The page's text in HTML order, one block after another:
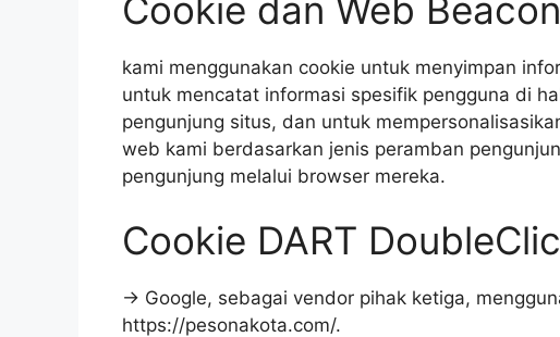
Cookie dan Web Beacon
kami menggunakan cookie untuk menyimpan
untuk mencatat informasi spesifik pengguna di
pengunjung situs, dan untuk
web kami berdasarkan jenis peramban
pengunjung melalui browser mereka.
Cookie DART
→ Google, sebagai vendor pihak ketiga,
https://pesonakota.com/.